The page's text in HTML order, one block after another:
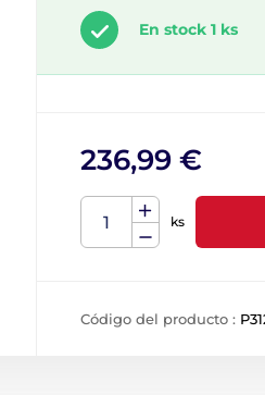
En stock 1 ks
236,99 €
ks
Código del producto :